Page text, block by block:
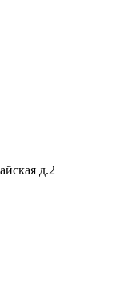
д.2